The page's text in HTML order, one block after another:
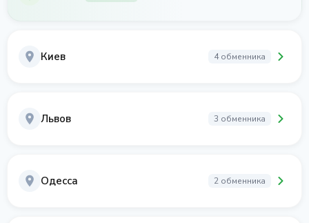
Киев 4 обменника
Львов 3 обменника
Одесса 2 обменника